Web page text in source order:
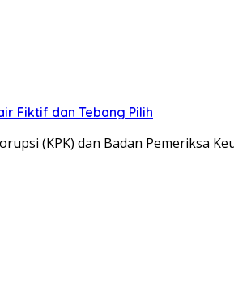
Fiktif dan Tebang Pilih
(KPK) dan Badan Pemeriksa